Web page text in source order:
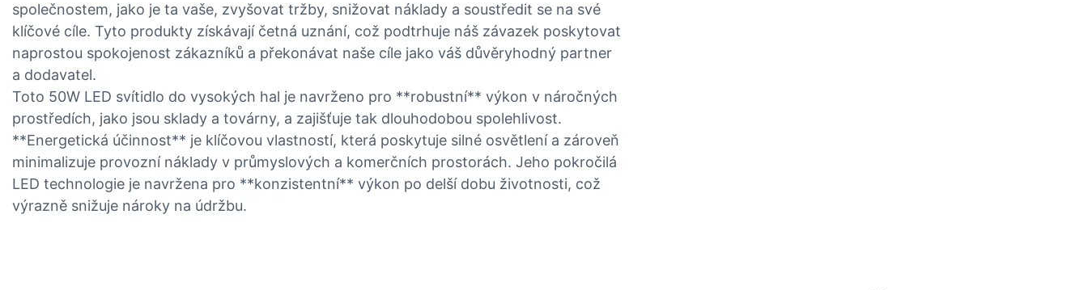
společnostem, jako je ta vaše, zvyšovat tržby, snižovat náklady a soustředit se na své
klíčové cíle. Tyto produkty získávají četná uznání, což podtrhuje náš závazek poskytovat
naprostou spokojenost zákazníků a překonávat naše cíle jako váš důvěryhodný partner
a dodavatel.
Toto 50W LED svítidlo do vysokých hal je navrženo pro **robustní** výkon v náročných
prostředích, jako jsou sklady a továrny, a zajišťuje tak dlouhodobou spolehlivost.
**Energetická účinnost** je klíčovou vlastností, která poskytuje silné osvětlení a zároveň
minimalizuje provozní náklady v průmyslových a komerčních prostorách. Jeho pokročilá
LED technologie je navržena pro **konzistentní** výkon po delší dobu životnosti, což
výrazně snižuje nároky na údržbu.